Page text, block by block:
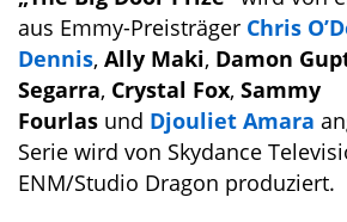
aus Emmy-Preisträger Chris
Dennis, Ally Maki, Damon
Segarra, Crystal Fox, Sammy
Fourlas und Djouliet Amara
Serie wird von Skydance
ENM/Studio Dragon produziert.